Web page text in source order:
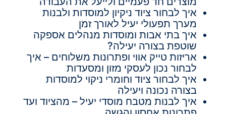
איך לבחור ציוד ניקיון למוסדות ולבנות
מערך תפעולי יעיל לאורך זמן
איך בתי אבות ומוסדות מנהלים אספקה
שוטפת בצורה יעילה?
אריזות טייק אווי ופתרונות משלוחים – איך
לבחור נכון לעסקי מזון ומסעדות
איך לבחור ציוד וחומרי ניקוי למוסדות
בצורה נכונה ויעילה
איך לבנות מטבח מוסדי יעיל – מהציוד ועד